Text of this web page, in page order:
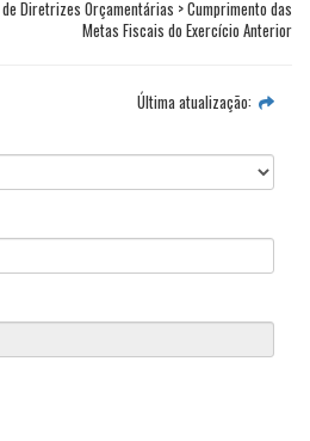
Diretrizes Orçamentárias > Cumprimento das
Metas Fiscais do Exercício Anterior
Última atualização: